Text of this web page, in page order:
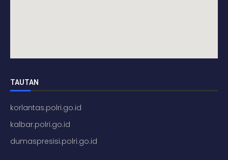
TAUTAN
korlantas.polri.go.id
kalbar.polri.go.id
dumaspresisi.polri.go.id